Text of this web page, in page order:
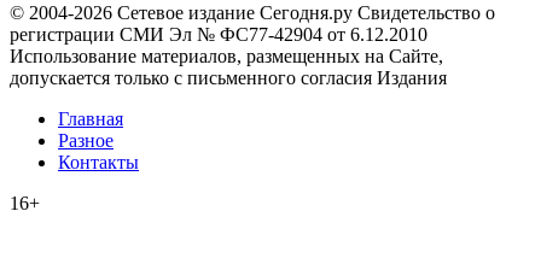
© 2004-2026 Сетевое издание Сегодня.ру Свидетельство о
регистрации СМИ Эл № ФС77-42904 от 6.12.2010
Использование материалов, размещенных на Сайте,
допускается только с письменного согласия Издания
Главная
Разное
Контакты
16+